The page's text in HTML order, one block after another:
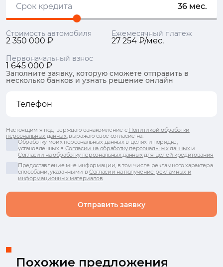
Срок кредита 36 мес.
Стоимость автомобиля
2 350 000 ₽
Ежемесячный платеж
27 254 ₽/мес.
Первоначальный взнос
1 645 000 ₽
Заполните заявку, которую сможете отправить в
несколько банков и узнать решение онлайн
Отправить заявку
Настоящим я подтверждаю ознакомление с Политикой обработки
персональных данных, выражаю свое согласие на:
Обработку моих персональных данных в целях и порядке,
установленных в Согласии на обработку персональных данныхи
Согласии на обработку персональных данных для целей кредитования
Предоставление мне информации, в том числе рекламного характера
способами, указанными вСогласии на получение рекламных и
информационных материалов
Похожие предложения